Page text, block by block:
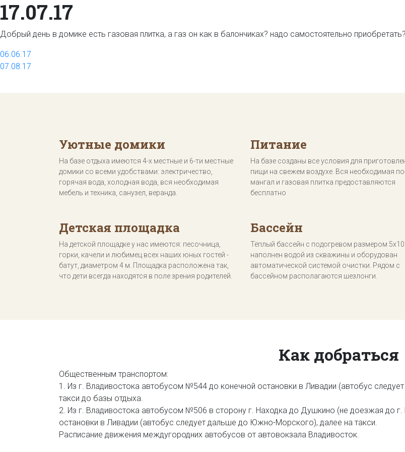
17.07.17
Добрый день в домике есть газовая плитка, а газ он как в балончиках? надо самостоятельно приобретать?
Навигация
по
06.06.17
07.08.17
Уютные домики
На базе отдыха имеются 4-х местные и 6-ти местные
домики со всеми удобствами: электричество,
горячая вода, холодная вода, вся необходимая
мебель и техника, санузел, веранда.
Питание
На базе созданы все условия для
пищи на свежем воздухе. Вся необходимая
мангал и газовая плитка предоставляются
бесплатно
Детская площадка
На детской площадке у нас имеются: песочница,
горки, качели и любимец всех наших юных гостей -
батут, диаметром 4 м. Площадка расположена так,
что дети всегда находятся в поле зрения родителей.
Бассейн
Тёплый бассейн с подогревом размером 5х10
наполнен водой из скважины и оборудован
автоматической системой очистки. Рядом с
бассейном располагаются шезлонги.
Как добраться
Общественным транспортом:
1. Из г. Владивостока автобусом №544 до конечной остановки в Ливадии (автобус
такси до базы отдыха.
2. Из г. Владивостока автобусом №506 в сторону г. Находка до Душкино (не доезжая до
остановки в Ливадии (автобус следует дальше до Южно-Морского), далее на такси.
Расписание движения междугородних автобусов от автовокзала Владивосток.